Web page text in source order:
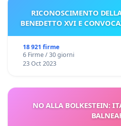
RICONOSCIMENTO
BENEDETTO XVI E
18 921 firme
6 Firme / 30 giorni
23 Oct 2023
NO ALLA BOLKESTEIN: